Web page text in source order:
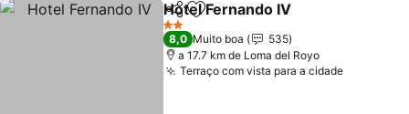
PartilharAdicionar aos favoritos
Hotel Fernando IV
2 Estrelas
8,0 Muito boa
535
a 17.7 km de Loma del Royo
Terraço com vista para a cidadeVer